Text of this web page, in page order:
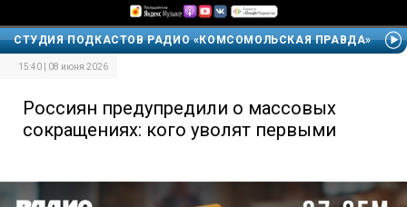
СТУДИЯ ПОДКАСТОВ РАДИО «КОМСОМОЛЬСКАЯ ПРАВДА»
15:40 | 08 июня 2026
Россиян предупредили о массовых
сокращениях: кого уволят первыми